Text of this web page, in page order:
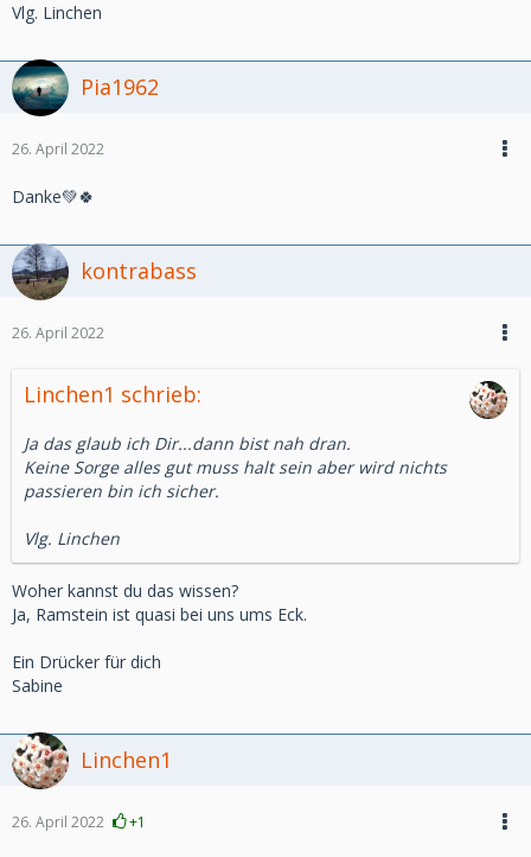
Vlg. Linchen
Pia1962
26. April 2022
Danke💚🍀
kontrabass
26. April 2022
Linchen1 schrieb:
Ja das glaub ich Dir...dann bist nah dran.
Keine Sorge alles gut muss halt sein aber wird nichts
passieren bin ich sicher.
Vlg. Linchen
Woher kannst du das wissen?
Ja, Ramstein ist quasi bei uns ums Eck.
Ein Drücker für dich
Sabine
Linchen1
26. April 2022 +1